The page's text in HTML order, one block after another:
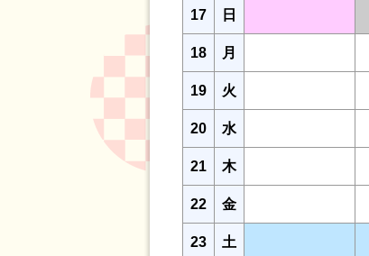
17 日
18 月
19 火
20 水
21 木
22 金
23 土